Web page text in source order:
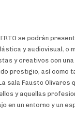
se podrán
y audiovisual, o
y creativos con
prestigio, así como
sala Fausto Olivares
y aquellas
en un entorno y un